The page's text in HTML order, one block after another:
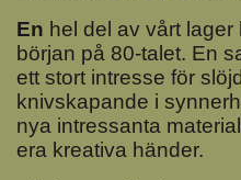
En hel del av vårt
början på 80-talet. En
ett stort intresse för
knivskapande i
nya intressanta
era kreativa händer.